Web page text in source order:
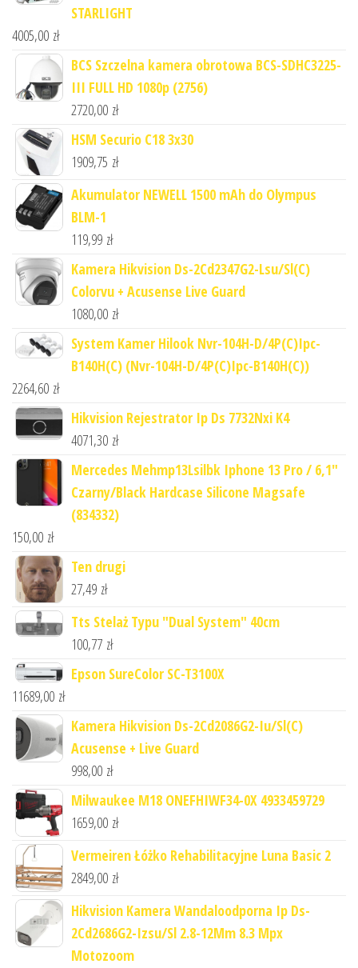
STARLIGHT
4005,00 zł
BCS Szczelna kamera obrotowa BCS-SDHC3225-
III FULL HD 1080p (2756)
2720,00 zł
HSM Securio C18 3x30
1909,75 zł
Akumulator NEWELL 1500 mAh do Olympus
BLM-1
119,99 zł
Kamera Hikvision Ds-2Cd2347G2-Lsu/Sl(C)
Colorvu + Acusense Live Guard
1080,00 zł
System Kamer Hilook Nvr-104H-D/4P(C)Ipc-
B140H(C) (Nvr-104H-D/4P(C)Ipc-B140H(C))
2264,60 zł
Hikvision Rejestrator Ip Ds 7732Nxi K4
4071,30 zł
Mercedes Mehmp13Lsilbk Iphone 13 Pro / 6,1"
Czarny/Black Hardcase Silicone Magsafe
(834332)
150,00 zł
Ten drugi
27,49 zł
Tts Stelaż Typu "Dual System" 40cm
100,77 zł
Epson SureColor SC-T3100X
11689,00 zł
Kamera Hikvision Ds-2Cd2086G2-Iu/Sl(C)
Acusense + Live Guard
998,00 zł
Milwaukee M18 ONEFHIWF34-0X 4933459729
1659,00 zł
Vermeiren Łóżko Rehabilitacyjne Luna Basic 2
2849,00 zł
Hikvision Kamera Wandaloodporna Ip Ds-
2Cd2686G2-Izsu/Sl 2.8-12Mm 8.3 Mpx
Motozoom